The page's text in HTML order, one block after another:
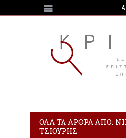
https://e-krisi.gr/wp-content/
ΌΛΑ ΤΑ ΆΡΘΡΑ ΑΠΌ:
ΤΣΙΟΥΡΉΣ